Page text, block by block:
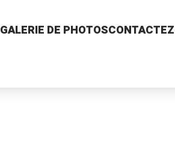
GALERIE DE PHOTOS